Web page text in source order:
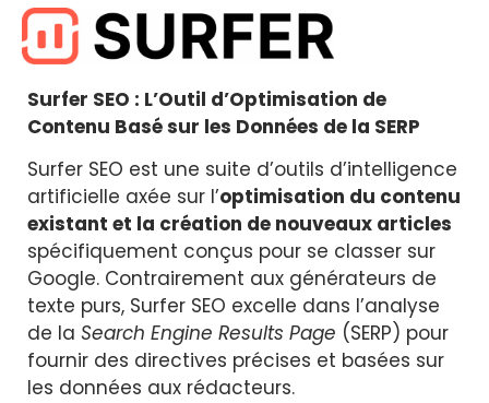
Surfer SEO : L’Outil d’Optimisation de
Contenu Basé sur les Données de la SERP
Surfer SEO est une suite d’outils d’intelligence
artificielle axée sur l’optimisation du contenu
existant et la création de nouveaux articles
spécifiquement conçus pour se classer sur
Google. Contrairement aux générateurs de
texte purs, Surfer SEO excelle dans l’analyse
de la Search Engine Results Page (SERP) pour
fournir des directives précises et basées sur
les données aux rédacteurs.